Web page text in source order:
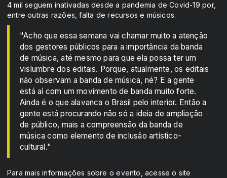
4 mil seguem inativadas desde a pandemia de Covid-19 por,
entre outras razões, falta de recursos e músicos.
"Acho que essa semana vai chamar muito a atenção
dos gestores públicos para a importância da banda
de música, até mesmo para que ela possa ter um
vislumbre dos editais. Porque, atualmente, os editais
não observam a banda de música, né? E a gente
está aí com um movimento de banda muito forte.
Ainda é o que alavanca o Brasil pelo interior. Então a
gente está procurando não só a ideia de ampliação
de público, mais a compreensão da banda de
música como elemento de inclusão artístico-
cultural."
Para mais informações sobre o evento, acesse o site